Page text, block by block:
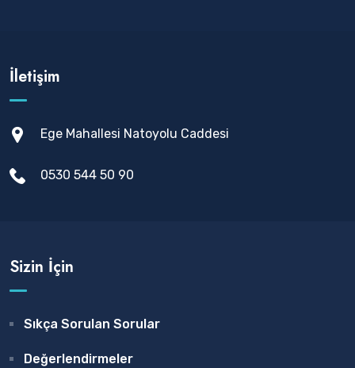
İletişim
Ege Mahallesi Natoyolu Caddesi
0530 544 50 90
Sizin İçin
Sıkça Sorulan Sorular
Değerlendirmeler